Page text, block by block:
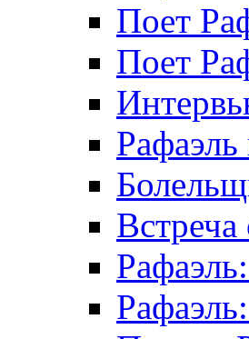
Поет
Поет